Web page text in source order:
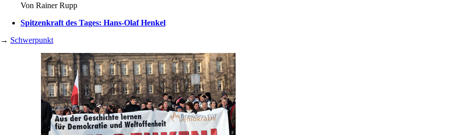
Von Rainer Rupp
Spitzenkraft des Tages: Hans-Olaf Henkel
→ Schwerpunkt